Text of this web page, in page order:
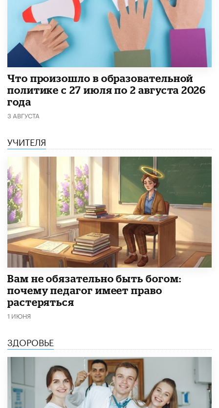
​Что произошло в образовательной
политике с 27 июля по 2 августа 2026
года
3 АВГУСТА
УЧИТЕЛЯ
​Вам не обязательно быть богом:
почему педагог имеет право
растеряться
1 ИЮНЯ
ЗДОРОВЬЕ